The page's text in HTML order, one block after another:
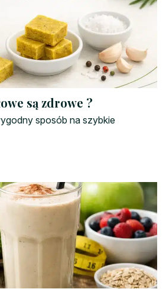
są zdrowe ?
sposób na szybkie